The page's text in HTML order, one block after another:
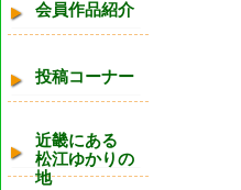
会員作品紹介
投稿コーナー
近畿にある
松江ゆかりの
地